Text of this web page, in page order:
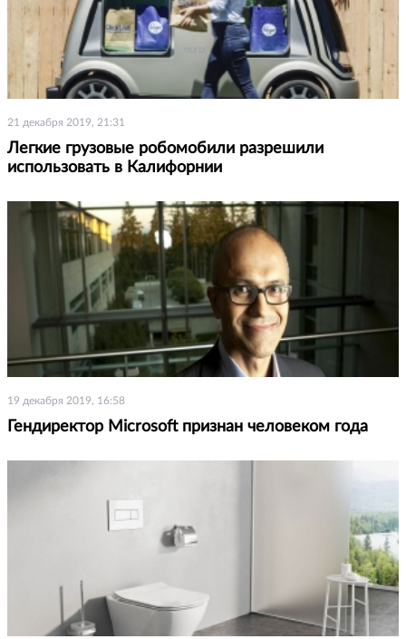
21 декабря 2019, 21:31
Легкие грузовые робомобили разрешили
использовать в Калифорнии
19 декабря 2019, 16:58
Гендиректор Microsoft признан человеком года